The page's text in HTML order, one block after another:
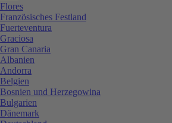
Flores
Französisches Festland
Fuerteventura
Graciosa
Gran Canaria
Albanien
Andorra
Belgien
Bosnien und Herzegowina
Bulgarien
Dänemark